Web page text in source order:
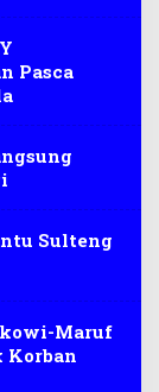
Pasca
Sulteng
Maruf
Korban